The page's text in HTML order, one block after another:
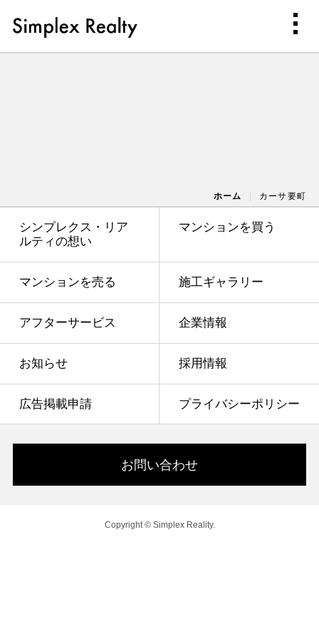
ホーム カーサ要町
シンプレクス・リア
ルティの想い
マンションを買う
マンションを売る 施工ギャラリー
アフターサービス 企業情報
お知らせ 採用情報
広告掲載申請 プライバシーポリシー
お問い合わせ
Copyright © Simplex Reality.